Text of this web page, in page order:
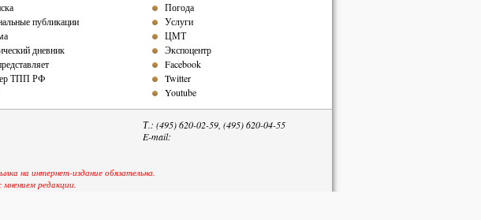
публикации
дневник
ТПП РФ
Погода
Услуги
ЦМТ
Экспоцентр
Facebook
Twitter
Youtube
Т.: (495) 620-02-59, (495) 620-04-55
E-mail:
на интернет-издание обязательна.
редакции.